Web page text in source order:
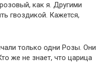
как я. Другими
гвоздикой. Кажется,
только одни Розы. Они
же не знает, что царица